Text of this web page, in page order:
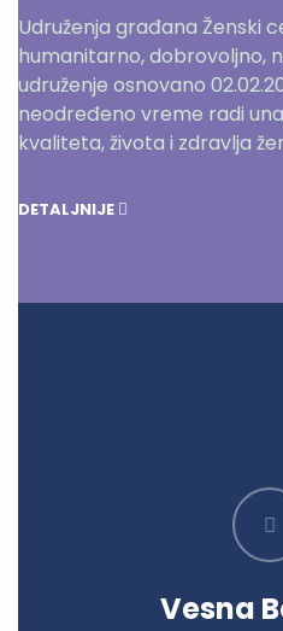
Udruženja građana Ženski
humanitarno, dobrovoljno,
udruženje osnovano
neodređeno vreme radi
kvaliteta, života i zdravlja
DETALJNIJE
Vesna